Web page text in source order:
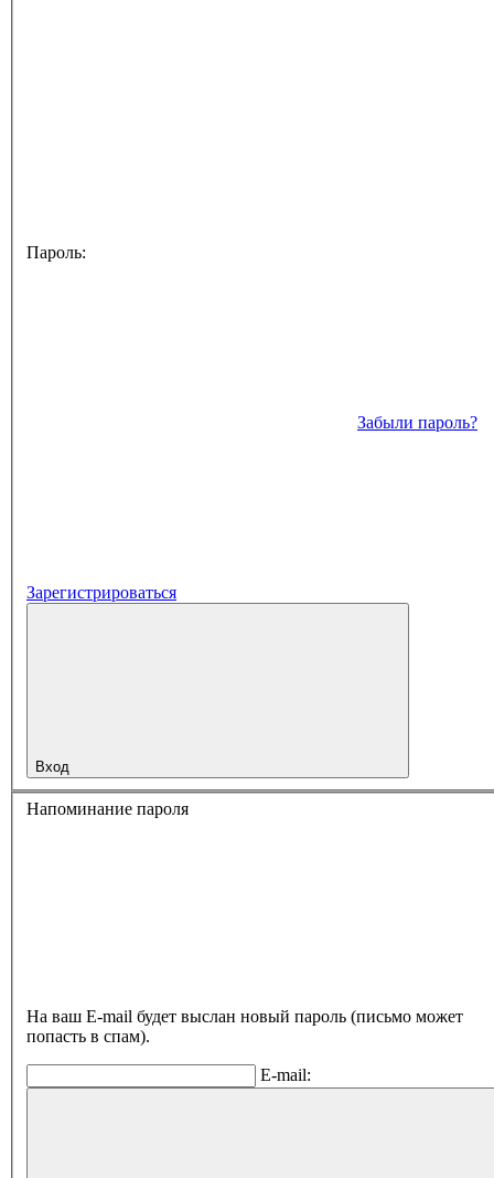
Пароль:
Забыли пароль?
Зарегистрироваться
Вход
Напоминание пароля
На ваш E-mail будет выслан новый пароль (письмо может
попасть в спам).
E-mail: